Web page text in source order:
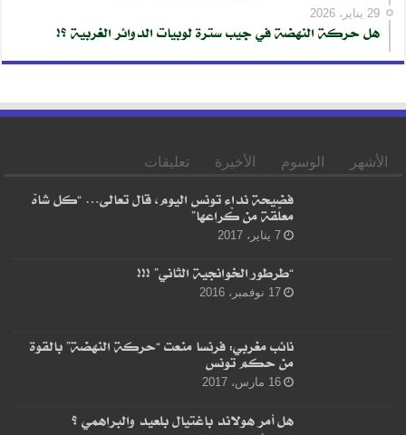
29 يناير، 2026
هل حركة النهضة في جيب سترة لوبيات الدوائر الغربية ؟!
الأشهر الوسوم الأخيرة تعليقات
فضيحة نداء تونس اليوم، قال تعالى… “كل شاهْ
معلّقة من كْراعها”
7 يناير، 2017
“طرطور الخوانجية الثاني” !!!
17 نوفمبر، 2016
نائب مغربي: فرنسا منعت “حركة النهضة” بالقوة
من حكم تونس
16 مارس، 2017
هل أمر هولاند باغتيال بلعيد والبراهمي ؟